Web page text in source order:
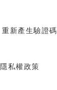
重新產生驗證碼
隱私權政策